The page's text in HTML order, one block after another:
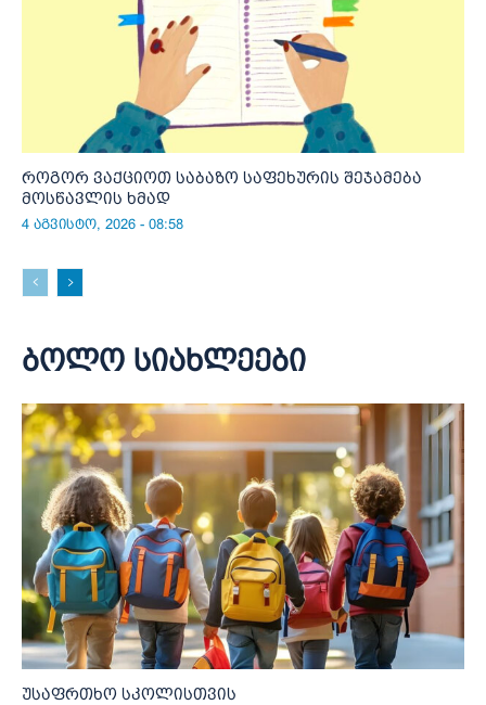
როგორ ვაქციოთ საბაზო საფეხურის შეჯამება
მოსწავლის ხმად
4 აგვისტო, 2026 - 08:58
ბოლო სიახლეები
უსაფრთხო სკოლისთვის